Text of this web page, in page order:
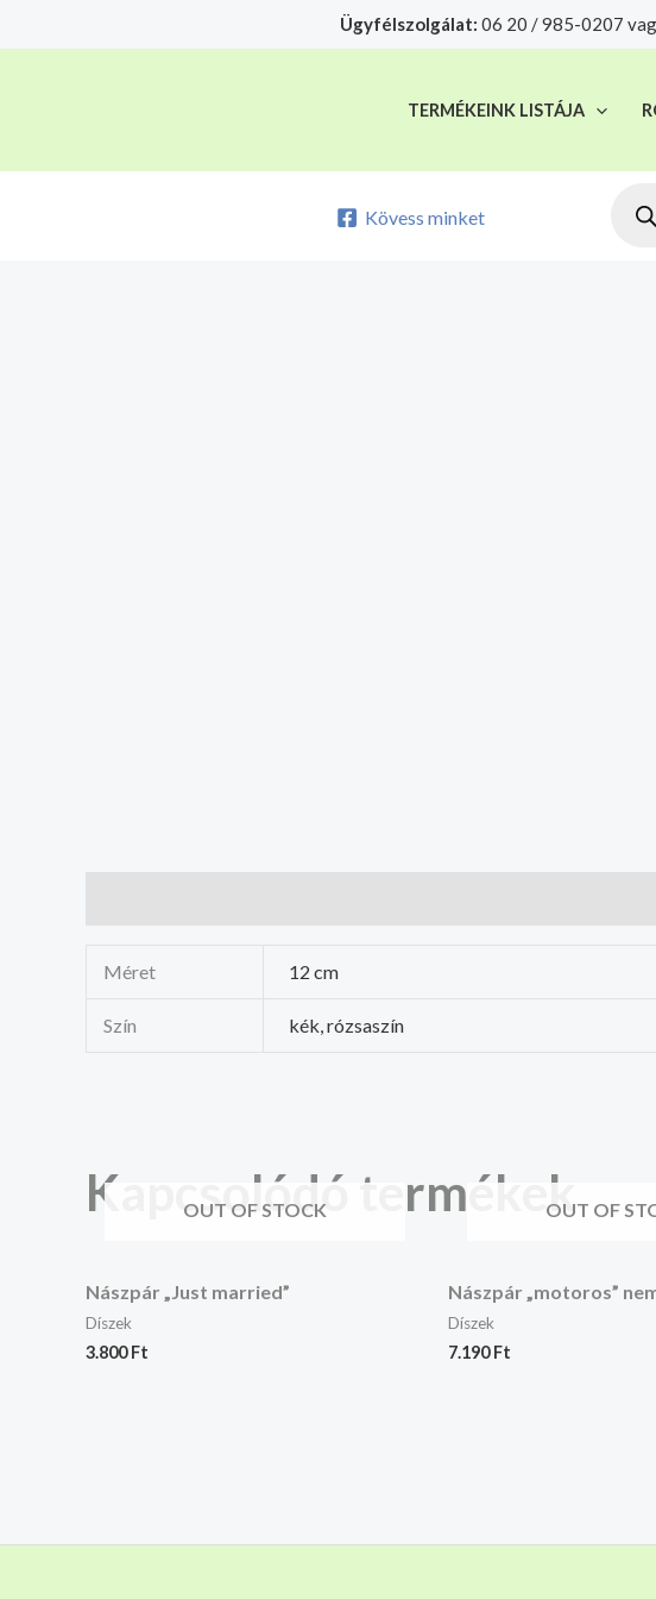
to
Ügyfélszolgálat: 06 20 / 985-0207
TERMÉKEINK LISTÁJA
Kövess minket
Méret 12 cm
Szín kék, rózsaszín
Kapcsolódó termékek
OUT OF STOCK
Nászpár „Just married”
Díszek
3.800Ft
OUT OF
Nászpár „motoros”
Díszek
7.190Ft
A mélyhűtött termékeket csakis saját